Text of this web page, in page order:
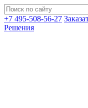
+7 495-508-56-27
Решения